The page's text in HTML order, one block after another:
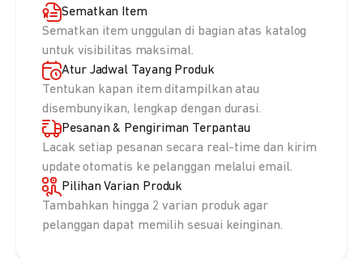
Sematkan Item
Sematkan item unggulan di bagian atas katalog
untuk visibilitas maksimal.
Atur Jadwal Tayang Produk
Tentukan kapan item ditampilkan atau
disembunyikan, lengkap dengan durasi.
Pesanan & Pengiriman Terpantau
Lacak setiap pesanan secara real-time dan kirim
update otomatis ke pelanggan melalui email.
Pilihan Varian Produk
Tambahkan hingga 2 varian produk agar
pelanggan dapat memilih sesuai keinginan.